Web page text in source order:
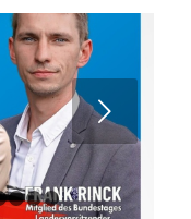
4 5 6 7 8 9 10 11